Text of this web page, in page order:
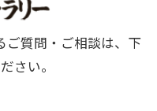
ご質問・ご相談は、下
さい。